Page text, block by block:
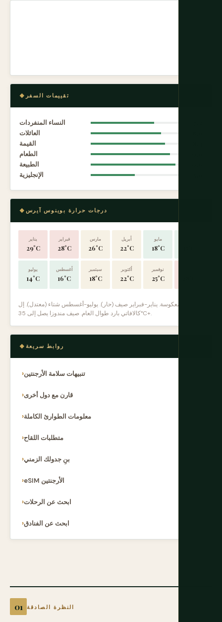
النظرة الصادقة
تقييمات السفر
النساء المنفردات
العائلات
القيمة
الطعام
الطبيعة
الإنجليزية
درجات حرارة بوينوس آيرس
يناير
29°C
فبراير
28°C
مارس
26°C
أبريل
22°C
مايو
18°C
يوليو
14°C
أغسطس
16°C
سبتمبر
18°C
أكتوبر
22°C
نوفمبر
25°C
الفصول معكوسة. يناير-فبراير صيف (حار). يوليو-أغسطس شتاء (معتدل). إل
كالافاتي بارد طوال العام. صيف مندوزا يصل إلى 35°C+.
روابط سريعة
تنبيهات سلامة الأرجنتين
قارن مع دول أخرى
معلومات الطوارئ الكاملة
متطلبات اللقاح
بنِ جدولك الزمني
eSIM الأرجنتين
ابحث عن الرحلات
ابحث عن الفنادق